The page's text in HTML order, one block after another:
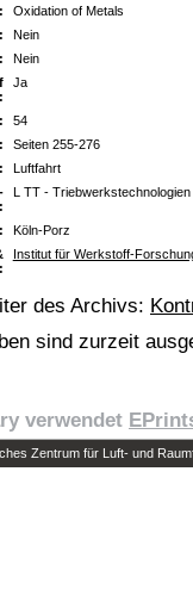
Oxidation of Metals
Nein
Nein
Ja
54
Seiten 255-276
Luftfahrt
L TT - Triebwerkstechnologien
Köln-Porz
Institut für Werkstoff-
des Archivs:
sind zurzeit
verwendet
Zentrum für Luft- und